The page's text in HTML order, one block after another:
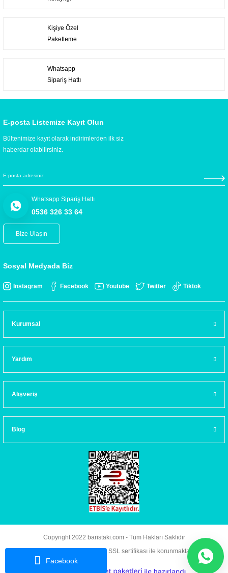
Facebook
Kişiye Özel
Paketleme
Whatsapp
Sipariş Hattı
E-posta Listemize Kayıt Olun
Bültenimize kayıt olarak indirimlerden ilk siz
haberdar olabilirsiniz.
Whatsapp Sipariş Hattı
0536 326 33 64
Bize Ulaşın
Sosyal Medyada Biz
Instagram Facebook Youtube Twitter Tiktok
Kurumsal
Yardım
Alışveriş
Blog
Copyright 2022 baristaki.com - Tüm Hakları Saklıdır
Kredi kartı bilgileriniz 256bit SSL sertifikası ile korunmaktadır.
e- ile